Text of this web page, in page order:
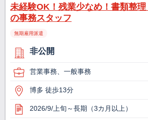
未経験OK！残業少なめ！書類整
の事務スタッフ
無期雇用派遣
非公開
営業事務、一般事務
博多 徒歩13分
2026/9/上旬～長期（3カ月以上）